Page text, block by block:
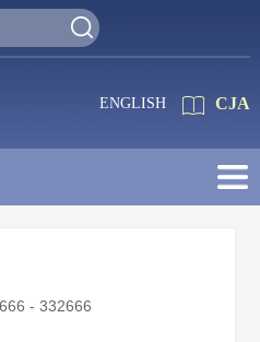
CJA
ENGLISH
- 332666